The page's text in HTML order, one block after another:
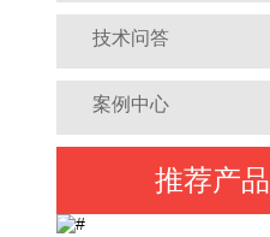
技术问答
案例中心
推荐产品